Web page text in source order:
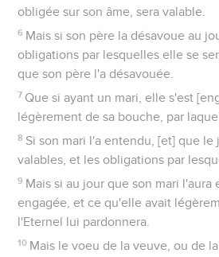
obligée sur son âme, sera valable.
6 Mais si son père la désavoue au
obligations par lesquelles elle se
que son père l'a désavouée.
7 Que si ayant un mari, elle s'est
légèrement de sa bouche, par
8 Si son mari l'a entendu, [et] que
valables, et les obligations par
9 Mais si au jour que son mari
engagée, et ce qu'elle avait
l'Eternel lui pardonnera.
10 Mais le voeu de la veuve, ou de